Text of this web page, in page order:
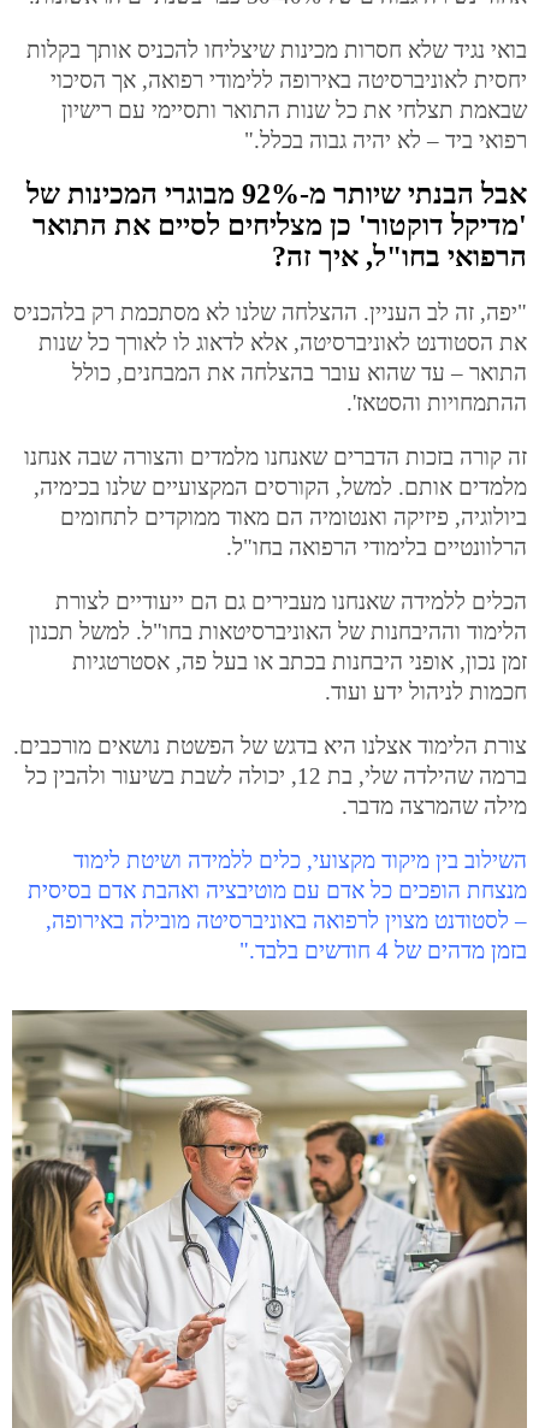
בואי נגיד שלא חסרות מכינות שיצליחו להכניס אותך בקלות
יחסית לאוניברסיטה באירופה ללימודי רפואה, אך הסיכוי
שבאמת תצלחי את כל שנות התואר ותסיימי עם רישיון
רפואי ביד – לא יהיה גבוה בכלל."
אבל הבנתי שיותר מ-92% מבוגרי המכינות של
'מדיקל דוקטור' כן מצליחים לסיים את התואר
הרפואי בחו"ל, איך זה?
"יפה, זה לב העניין. ההצלחה שלנו לא מסתכמת רק בלהכניס
את הסטודנט לאוניברסיטה, אלא לדאוג לו לאורך כל שנות
התואר – עד שהוא עובר בהצלחה את המבחנים, כולל
ההתמחויות והסטאז'.
זה קורה בזכות הדברים שאנחנו מלמדים והצורה שבה אנחנו
מלמדים אותם. למשל, הקורסים המקצועיים שלנו בכימיה,
ביולוגיה, פיזיקה ואנטומיה הם מאוד ממוקדים לתחומים
הרלוונטיים בלימודי הרפואה בחו"ל.
הכלים ללמידה שאנחנו מעבירים גם הם ייעודיים לצורת
הלימוד וההיבחנות של האוניברסיטאות בחו"ל. למשל תכנון
זמן נכון, אופני היבחנות בכתב או בעל פה, אסטרטגיות
חכמות לניהול ידע ועוד.
צורת הלימוד אצלנו היא בדגש של הפשטת נושאים מורכבים.
ברמה שהילדה שלי, בת 12, יכולה לשבת בשיעור ולהבין כל
מילה שהמרצה מדבר.
השילוב בין מיקוד מקצועי, כלים ללמידה ושיטת לימוד
מנצחת הופכים כל אדם עם מוטיבציה ואהבת אדם בסיסית
– לסטודנט מצוין לרפואה באוניברסיטה מובילה באירופה,
בזמן מדהים של 4 חודשים בלבד."